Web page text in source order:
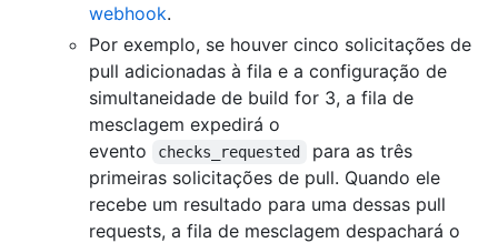
webhook.
Por exemplo, se houver cinco solicitações de
pull adicionadas à fila e a configuração de
simultaneidade de build for 3, a fila de
mesclagem expedirá o
evento
checks_requested
para as três
primeiras solicitações de pull. Quando ele
recebe um resultado para uma dessas pull
requests, a fila de mesclagem despachará o